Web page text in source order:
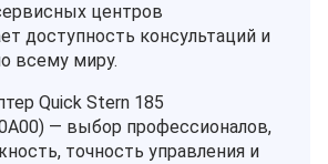
центров
доступность консультаций и
всему миру.
Quick Stern 185
— выбор профессионалов,
точность управления и